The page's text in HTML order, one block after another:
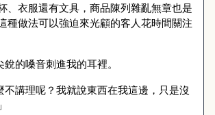
、衣服還有文具，商品陳列雜亂無章也是
種做法可以強迫來光顧的客人花時間關注
的嗓音刺進我的耳裡。
不講理呢？我就說東西在我這邊，只是沒